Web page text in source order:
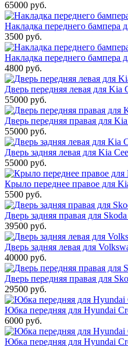
65000 руб.
Накладка переднего бампера
3500 руб.
Накладка переднего бампера
4800 руб.
Дверь передняя левая для Kia
55000 руб.
Дверь передняя правая для
55000 руб.
Дверь задняя левая для Kia
55000 руб.
Крыло переднее правое для
5500 руб.
Дверь задняя правая для
39500 руб.
Дверь задняя левая для
40000 руб.
Дверь передняя правая для
29500 руб.
Юбка передняя для Hyundai
6000 руб.
Юбка передняя для Hyundai